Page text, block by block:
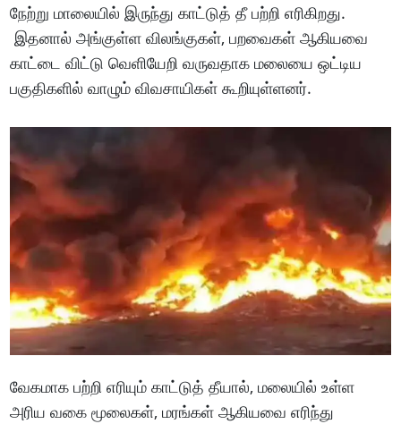
நேற்று மாலையில் இருந்து காட்டுத் தீ பற்றி எரிகிறது.
இதனால் அங்குள்ள விலங்குகள், பறவைகள் ஆகியவை
காட்டை விட்டு வெளியேறி வருவதாக மலையை ஒட்டிய
பகுதிகளில் வாழும் விவசாயிகள் கூறியுள்ளனர்.
வேகமாக பற்றி எரியும் காட்டுத் தீயால், மலையில் உள்ள
அரிய வகை மூலைகள், மரங்கள் ஆகியவை எரிந்து